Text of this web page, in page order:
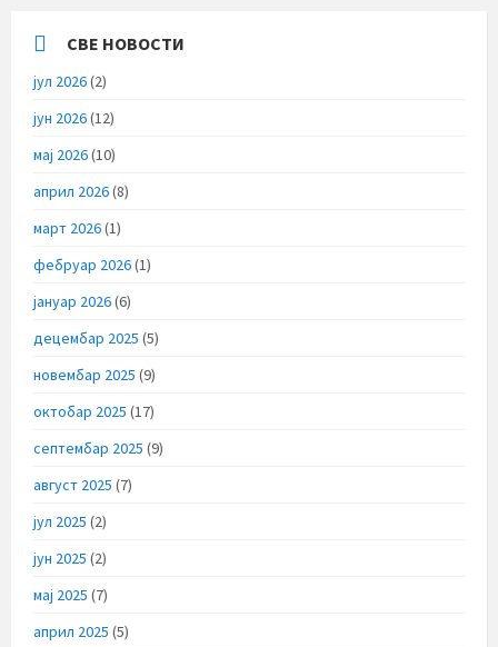
СВЕ НОВОСТИ
јул 2026(2)
јун 2026(12)
мај 2026(10)
април 2026(8)
март 2026(1)
фебруар 2026(1)
јануар 2026(6)
децембар 2025 (5)
новембар 2025 (9)
октобар 2025 (17)
септембар 2025 (9)
август 2025 (7)
јул 2025 (2)
јун 2025 (2)
мај 2025 (7)
април 2025 (5)